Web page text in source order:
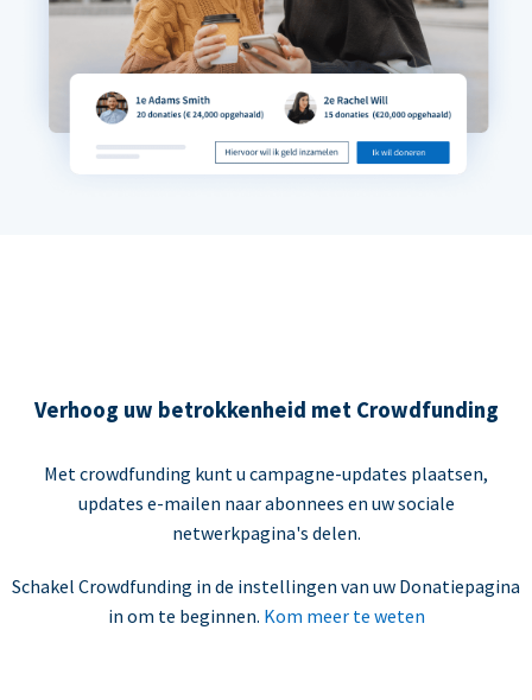
Verhoog uw betrokkenheid met Crowdfunding
Met crowdfunding kunt u campagne-updates plaatsen,
updates e-mailen naar abonnees en uw sociale
netwerkpagina's delen.
Schakel Crowdfunding in de instellingen van uw Donatiepagina
in om te beginnen. Kom meer te weten